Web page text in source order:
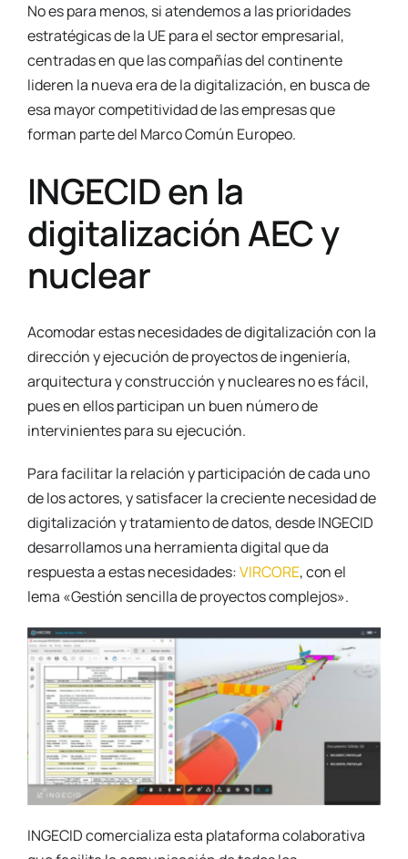
No es para menos, si atendemos a las prioridades
estratégicas de la UE para el sector empresarial,
centradas en que las compañías del continente
lideren la nueva era de la digitalización, en busca de
esa mayor competitividad de las empresas que
forman parte del Marco Común Europeo.
INGECID en la
digitalización AEC y
nuclear
Acomodar estas necesidades de digitalización con la
dirección y ejecución de proyectos de ingeniería,
arquitectura y construcción y nucleares no es fácil,
pues en ellos participan un buen número de
intervinientes para su ejecución.
Para facilitar la relación y participación de cada uno
de los actores, y satisfacer la creciente necesidad de
digitalización y tratamiento de datos, desde INGECID
desarrollamos una herramienta digital que da
respuesta a estas necesidades:VIRCORE, con el
lema «Gestión sencilla de proyectos complejos».
INGECID comercializa esta plataforma colaborativa